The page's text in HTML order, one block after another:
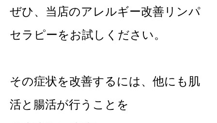
ぜひ、当店のアレルギー改善リンパ
セラピーをお試しください。
その症状を改善するには、他にも肌
活と腸活が行うことを